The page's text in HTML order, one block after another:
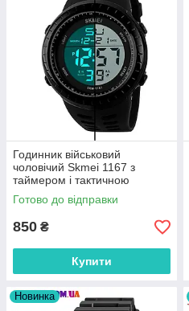
Годинник військовий
чоловічий Skmei 1167 з
таймером і тактичною
підсвіткою
Готово до відправки
850 ₴
Купити
Новинка